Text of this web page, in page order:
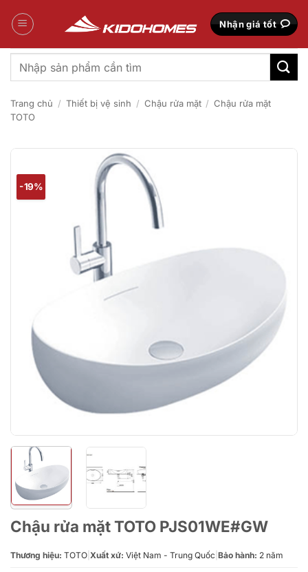
qua
Nhận giá tốt
Tìm
kiếm:
Trang chủ / Thiết bị vệ sinh / Chậu rửa mặt / Chậu rửa mặt
TOTO
-19%
Chậu rửa mặt TOTO PJS01WE#GW
Thương hiệu: TOTO Xuất xứ: Việt Nam - Trung Quốc Bảo hành: 2 năm